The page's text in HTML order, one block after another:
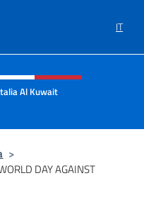
IT
e menù
Al Kuwait
>
DAY AGAINST